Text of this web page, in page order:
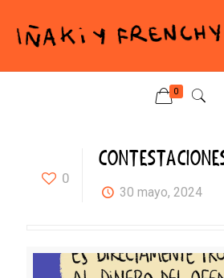
0
0
30 mayo, 2024